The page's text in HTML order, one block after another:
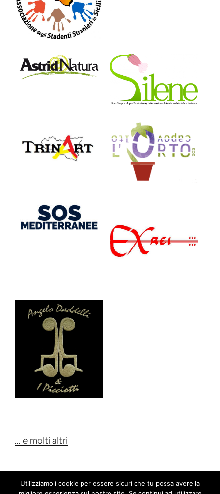
... e molti altri
Utilizziamo i cookie per essere sicuri che tu possa avere la